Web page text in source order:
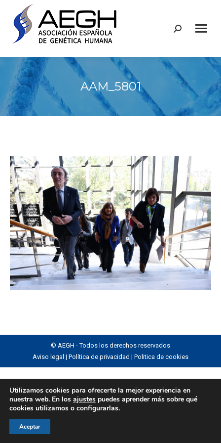
Buscar:
AAM_5801
© AEGH - Todos los derechos reservados
Aviso legal | Política de privacidad | Politica de cookies
Utilizamos cookies para ofrecerte la mejor experiencia en
nuestra web. En los ajustes puedes aprender más sobre qué
cookies utilizamos o configurarlas.
Aceptar